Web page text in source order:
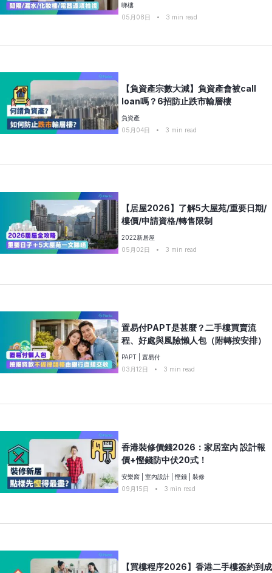
睇樓
05月08日
• 3 min read
【負資產宗數大減】負資產會被call
loan嗎？6招防止跌市輸層樓
負資產
05月04日
• 3 min read
【居屋2026】了解5大屋苑/重要日期/
樓價/申請資格/轉售限制
2022新居屋
05月02日
• 3 min read
置易付PAPT是甚麼？二手樓買賣流
程、好處與風險懶人包（附轉按安排）
PAPT
置易付
03月12日
• 3 min read
香港裝修價錢2026：家居室內 設計報
價+慳錢防中伏20式！
安樂窩 室內設計 慳錢
裝修
09月15日
• 3 min read
【買樓程序2026】香港二手樓簽約到成